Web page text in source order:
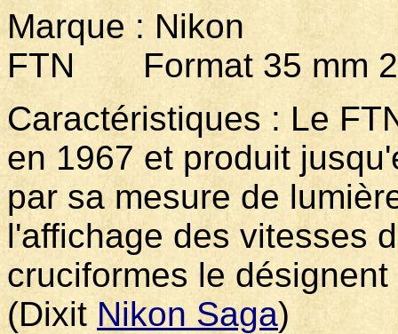
Marque : Nikon
FTN Format 35 mm
Caractéristiques : Le
en 1967 et produit
par sa mesure de
l'affichage des vitesses
cruciformes le
(Dixit Nikon Saga)